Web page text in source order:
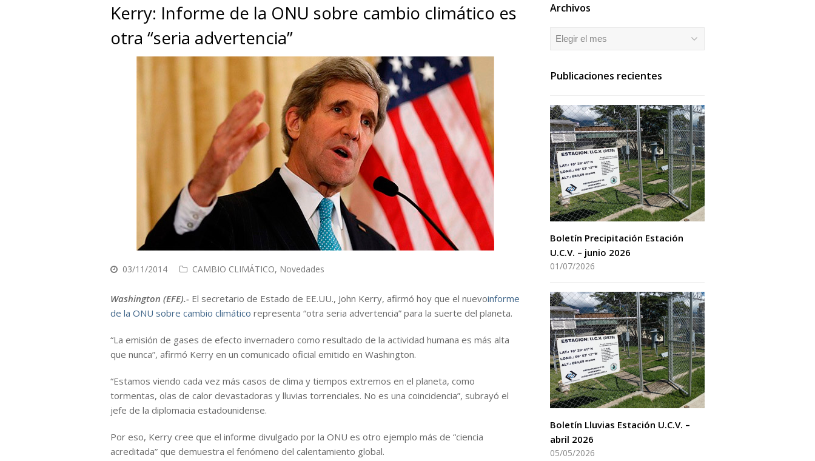
Kerry: Informe de la ONU sobre cambio climático es
otra “seria advertencia”
03/11/2014 CAMBIO CLIMÁTICO, Novedades
Washington (EFE).- El secretario de Estado de EE.UU., John Kerry, afirmó hoy que el nuevoinforme
de la ONU sobre cambio climático representa “otra seria advertencia” para la suerte del planeta.
“La emisión de gases de efecto invernadero como resultado de la actividad humana es más alta
que nunca”, afirmó Kerry en un comunicado oficial emitido en Washington.
“Estamos viendo cada vez más casos de clima y tiempos extremos en el planeta, como
tormentas, olas de calor devastadoras y lluvias torrenciales. No es una coincidencia”, subrayó el
jefe de la diplomacia estadounidense.
Por eso, Kerry cree que el informe divulgado por la ONU es otro ejemplo más de “ciencia
acreditada” que demuestra el fenómeno del calentamiento global.
Archivos
Archivos
Publicaciones recientes
Boletín Precipitación Estación
U.C.V. – junio 2026
01/07/2026
Boletín Lluvias Estación U.C.V. –
abril 2026
05/05/2026